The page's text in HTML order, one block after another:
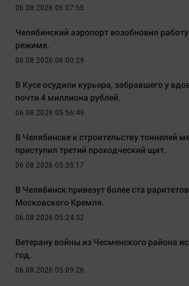
06.08.2026 06:07:55
Челябинский аэропорт возобновил
режиме.
06.08.2026 06:00:29
В Кусе осудили курьера, забравшего у
почти 4 миллиона рублей.
06.08.2026 05:56:49
В Челябинске к строительству тоннелей
приступил третий проходческий щит.
06.08.2026 05:35:17
В Челябинск привезут более ста
Московского Кремля.
06.08.2026 05:24:32
Ветерану войны из Чесменского района
год.
06.08.2026 05:09:26